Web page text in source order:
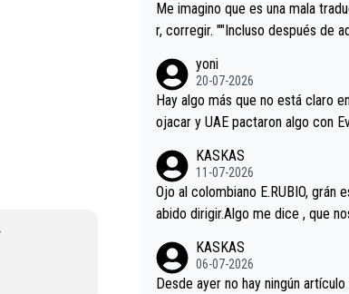
an tristes sin victorias.
Me imagino que es una mala
r, corregir. ""Incluso después de
rd permaneció pegado a su
en la que era capaz de controlar
yoni
20-07-2026
Hay algo más que no está claro
ojacar y UAE pactaron algo con
casi sin pedalear, luego está el
la mano de una manera muy
oques en el hombro con que
o aprieta, a ver si por querer
n posición de podio UAE y
KASKAS
11-07-2026
Ojo al colombiano E.RUBIO, grán
abido dirigir.Algo me
KASKAS
06-07-2026
Desde ayer no hay ningún artículo